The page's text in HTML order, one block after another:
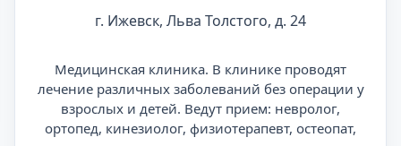
г. Ижевск, Льва Толстого, д. 24
Медицинская клиника. В клинике проводят
лечение различных заболеваний без операции у
взрослых и детей. Ведут прием: невролог,
ортопед, кинезиолог, физиотерапевт, остеопат,